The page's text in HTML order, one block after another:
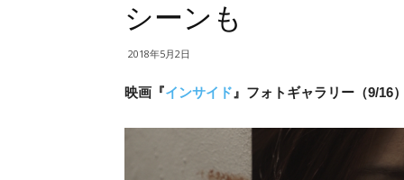
シーンも
2018年5月2日
映画『インサイド 』フォトギャラリー（9/16